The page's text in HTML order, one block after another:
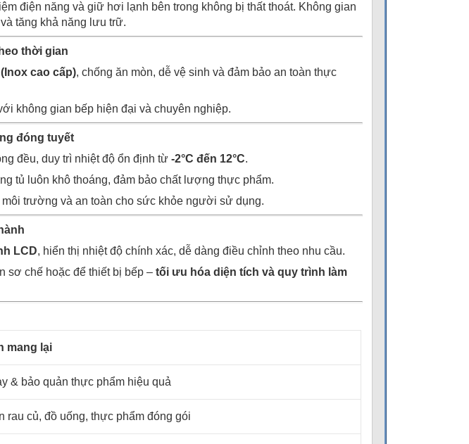
điện năng và giữ hơi lạnh bên trong không bị thất thoát. Không gian
tăng khả năng lưu trữ.
thời gian
cao cấp), chống ăn mòn, dễ vệ sinh và đảm bảo an toàn thực
không gian bếp hiện đại và chuyên nghiệp.
đóng tuyết
đều, duy trì nhiệt độ ổn định từ -2°C đến 12°C.
tủ luôn khô thoáng, đảm bảo chất lượng thực phẩm.
môi trường và an toàn cho sức khỏe người sử dụng.
LCD, hiển thị nhiệt độ chính xác, dễ dàng điều chỉnh theo nhu cầu.
sơ chế hoặc để thiết bị bếp – tối ưu hóa diện tích và quy trình làm
mang lại
& bảo quản thực phẩm hiệu quả
rau củ, đồ uống, thực phẩm đóng gói